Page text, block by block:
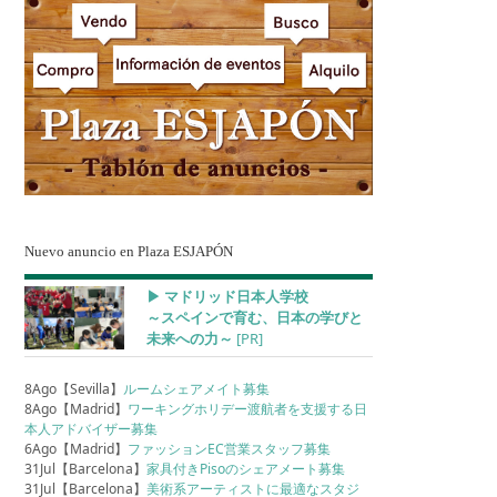
Nuevo anuncio en Plaza ESJAPÓN
▶︎ マドリッド日本人学校
～スペインで育む、日本の学びと
未来への力～ [PR]
8Ago【Sevilla】 ルームシェアメイト募集
8Ago【Madrid】 ワーキングホリデー渡航者を支援する日
本人アドバイザー募集
6Ago【Madrid】 ファッションEC営業スタッフ募集
31Jul【Barcelona】家具付きPisoのシェアメート募集
31Jul【Barcelona】美術系アーティストに最適なスタジ